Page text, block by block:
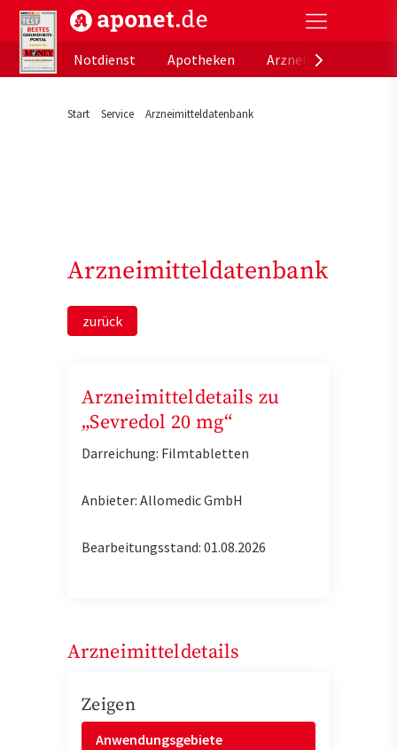
aponet.de - Das offizielle Gesundheitsportal der
Notdienst
Apotheken
Start Service Arzneimitteldatenbank
Arzneimitteldatenbank
zurück
Arzneimitteldetails zu
„Sevredol 20 mg“
Darreichung: Filmtabletten
Anbieter: Allomedic GmbH
Bearbeitungsstand: 01.08.2026
Arzneimitteldetails
Zeigen
Anwendungsgebiete